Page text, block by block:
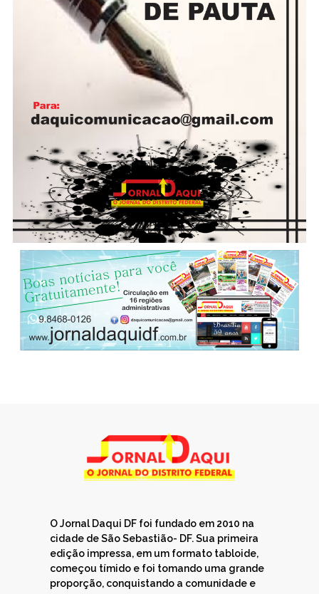
O Jornal Daqui DF foi fundado em 2010 na
cidade de São Sebastião- DF. Sua primeira
edição impressa, em um formato tabloide,
começou tímido e foi tomando uma grande
proporção, conquistando a comunidade e